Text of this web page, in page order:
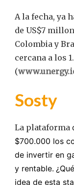
A la fecha, ya
de US$7
Colombia y
cercana a los
(
Sosty
La plataforma
$700.000 los
de invertir en
y rentable.
idea de esta